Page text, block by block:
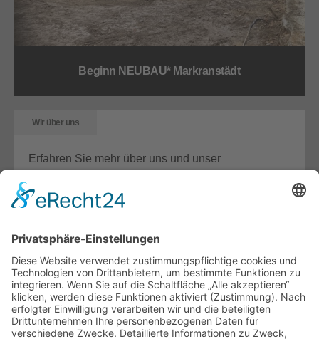
Beginn NEUBAU* Markranstädt
Wir über uns
Erfahren Sie mehr über uns und unser
Unterstützung